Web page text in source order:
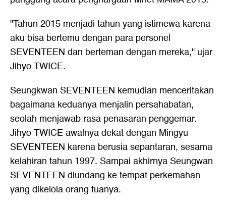
"Tahun 2015 menjadi tahun yang istimewa karena
aku bisa bertemu dengan para personel
SEVENTEEN dan berteman dengan mereka," ujar
Jihyo TWICE.
Seungkwan SEVENTEEN kemudian menceritakan
bagaimana keduanya menjalin persahabatan,
seolah menjawab rasa penasaran penggemar.
Jihyo TWICE awalnya dekat dengan Mingyu
SEVENTEEN karena berusia sepantaran, sesama
kelahiran tahun 1997. Sampai akhirnya Seungwan
SEVENTEEN diundang ke tempat perkemahan
yang dikelola orang tuanya.